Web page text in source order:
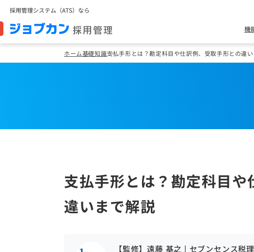
採用管理システム（ATS）なら
機
ホーム基礎知識支払手形とは？勘定科目や仕訳例、受取手形との違
支払手形とは？勘定科目
違いまで解説
【監修】遠藤 基之 | セブンセンス税